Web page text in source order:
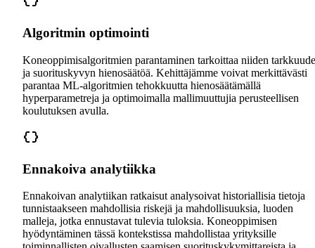
Algoritmin optimointi
Koneoppimisalgoritmien parantaminen tarkoittaa niiden
ja suorituskyvyn hienosäätöä. Kehittäjämme voivat merkittävästi
parantaa ML-algoritmien tehokkuutta hienosäätämällä
hyperparametreja ja optimoimalla mallimuuttujia perusteellisen
koulutuksen avulla.
Ennakoiva analytiikka
Ennakoivan analytiikan ratkaisut analysoivat historiallisia tietoja
tunnistaakseen mahdollisia riskejä ja mahdollisuuksia, luoden
malleja, jotka ennustavat tulevia tuloksia. Koneoppimisen
hyödyntäminen tässä kontekstissa mahdollistaa yrityksille